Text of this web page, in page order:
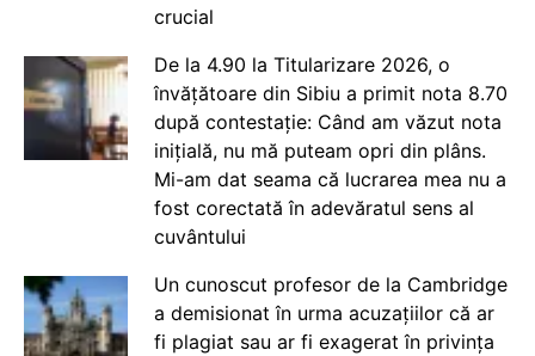
crucial
De la 4.90 la Titularizare 2026, o
învățătoare din Sibiu a primit nota 8.70
după contestație: Când am văzut nota
inițială, nu mă puteam opri din plâns.
Mi-am dat seama că lucrarea mea nu a
fost corectată în adevăratul sens al
cuvântului
Un cunoscut profesor de la Cambridge
a demisionat în urma acuzațiilor că ar
fi plagiat sau ar fi exagerat în privința